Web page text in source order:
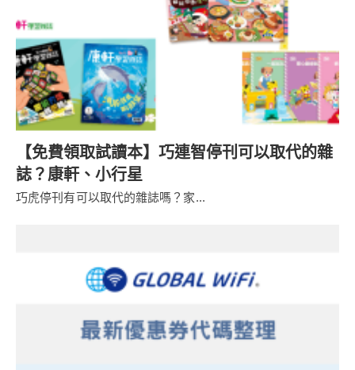
【免費領取試讀本】巧連智停刊可以取代的雜
誌？康軒、小行星
巧虎停刊有可以取代的雜誌嗎？家...